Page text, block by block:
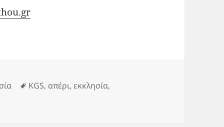
Tags
KGS, απέρι,εκκλησία,